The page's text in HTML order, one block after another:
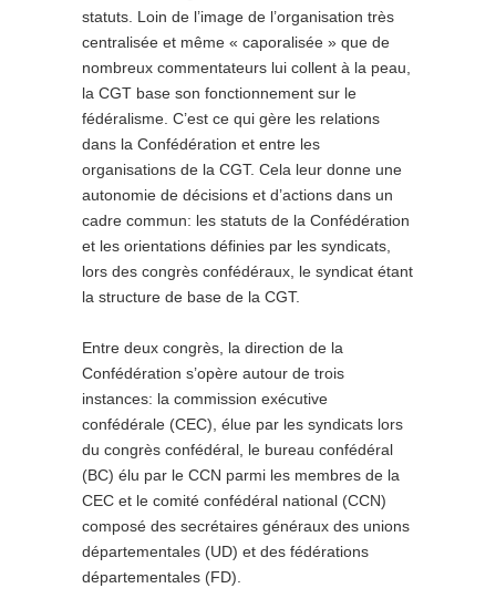
statuts. Loin de l’image de l’organisation très
centralisée et même « caporalisée » que de
nombreux commentateurs lui collent à la peau,
la CGT base son fonctionnement sur le
fédéralisme. C’est ce qui gère les relations
dans la Confédération et entre les
organisations de la CGT. Cela leur donne une
autonomie de décisions et d’actions dans un
cadre commun: les statuts de la Confédération
et les orientations définies par les syndicats,
lors des congrès confédéraux, le syndicat étant
la structure de base de la CGT.
Entre deux congrès, la direction de la
Confédération s’opère autour de trois
instances: la commission exécutive
confédérale (CEC), élue par les syndicats lors
du congrès confédéral, le bureau confédéral
(BC) élu par le CCN parmi les membres de la
CEC et le comité confédéral national (CCN)
composé des secrétaires généraux des unions
départementales (UD) et des fédérations
départementales (FD).